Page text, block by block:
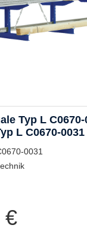
Typ L
L C0670-0031
0031
€